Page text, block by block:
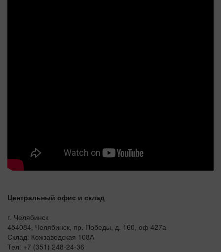
Центральный офис и склад
г. Челябинск
454084, Челябинск, пр. Победы, д. 160, оф 427а
Склад: Кожзаводская 108А
Тел: +7 (351) 248-24-36